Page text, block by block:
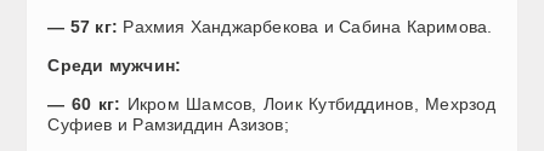
— 57 кг: Рахмия Ханджарбекова и Сабина Каримова.
Среди мужчин:
— 60 кг: Икром Шамсов, Лоик Кутбиддинов, Мехрзод
Суфиев и Рамзиддин Азизов;